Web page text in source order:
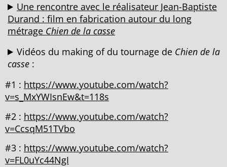
Une rencontre avec le réalisateur Jean-Baptiste
Durand : film en fabrication autour du long
métrage Chien de la casse
Vidéos du making of du tournage de Chien de la
casse :
#1 : https://www.youtube.com/watch?
v=s_MxYWIsnEw&t=118s
#2 : https://www.youtube.com/watch?
v=CcsqM51TVbo
#3 : https://www.youtube.com/watch?
v=FL0uYc44NgI